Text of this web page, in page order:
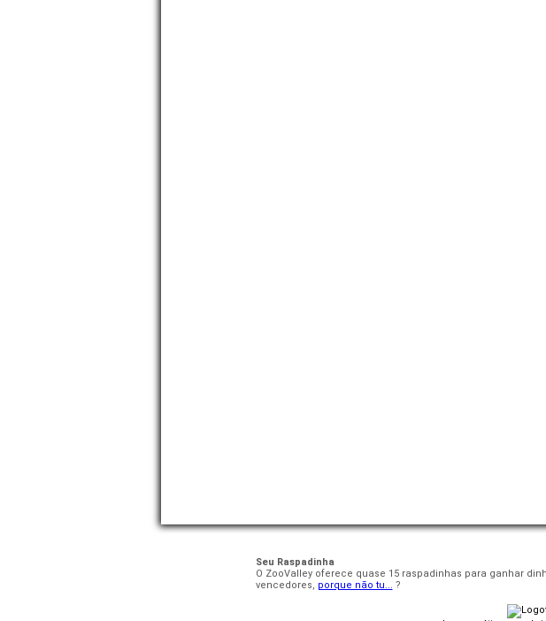
Seu Raspadinha
O ZooValley oferece quase 15 raspadinhas para ganhar
vencedores, porque não tu... ?